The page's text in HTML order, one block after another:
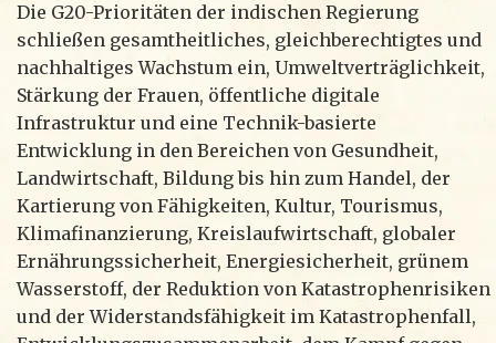
Die G20-Prioritäten der indischen Regierung
schließen gesamtheitliches, gleichberechtigtes und
nachhaltiges Wachstum ein, Umweltverträglichkeit,
Stärkung der Frauen, öffentliche digitale
Infrastruktur und eine Technik-basierte
Entwicklung in den Bereichen von Gesundheit,
Landwirtschaft, Bildung bis hin zum Handel, der
Kartierung von Fähigkeiten, Kultur, Tourismus,
Klimafinanzierung, Kreislaufwirtschaft, globaler
Ernährungssicherheit, Energiesicherheit, grünem
Wasserstoff, der Reduktion von Katastrophenrisiken
und der Widerstandsfähigkeit im Katastrophenfall,